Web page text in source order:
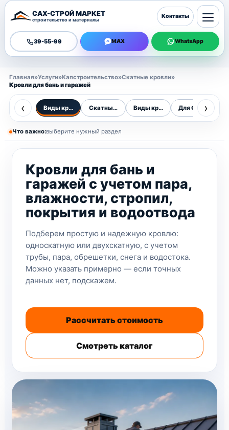
САХ-СТРОЙ МАРКЕТ
строительство и материалы
39-55-99 MAX WhatsApp
Контакты
Главная»Услуги»Капстроительство»Скатные кровли»
Кровли для бань и гаражей
‹ Виды кровель Скатные кровлиВиды кровель Для Сахалина
›
Что важно:выберите нужный раздел
Кровли для бань и
гаражей с учетом пара,
влажности, стропил,
покрытия и водоотвода
Подберем простую и надежную кровлю:
односкатную или двухскатную, с учетом
трубы, пара, обрешетки, снега и водостока.
Можно указать примерно — если точных
данных нет, подскажем.
Рассчитать стоимость
Смотреть каталог